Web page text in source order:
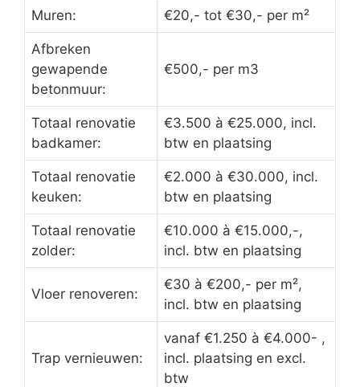
Muren: €20,- tot €30,- per m²
Afbreken
gewapende
betonmuur:
€500,- per m3
Totaal renovatie
badkamer:
€3.500 à €25.000, incl.
btw en plaatsing
Totaal renovatie
keuken:
€2.000 à €30.000, incl.
btw en plaatsing
Totaal renovatie
zolder:
€10.000 à €15.000,-,
incl. btw en plaatsing
Vloer renoveren:
€30 à €200,- per m²,
incl. btw en plaatsing
Trap vernieuwen:
vanaf €1.250 à €4.000- ,
incl. plaatsing en excl.
btw